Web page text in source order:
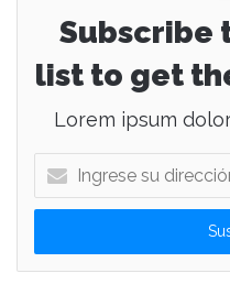
Subscribe
list to get
Lorem ipsum
g
e